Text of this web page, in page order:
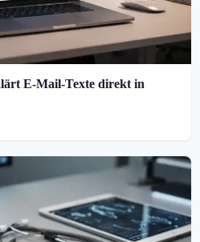
E-Mail-Texte direkt in